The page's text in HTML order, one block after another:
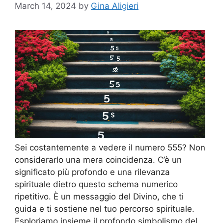
March 14, 2024 by Gina Aligieri
Sei costantemente a vedere il numero 555? Non
considerarlo una mera coincidenza. C’è un
significato più profondo e una rilevanza
spirituale dietro questo schema numerico
ripetitivo. È un messaggio del Divino, che ti
guida e ti sostiene nel tuo percorso spirituale.